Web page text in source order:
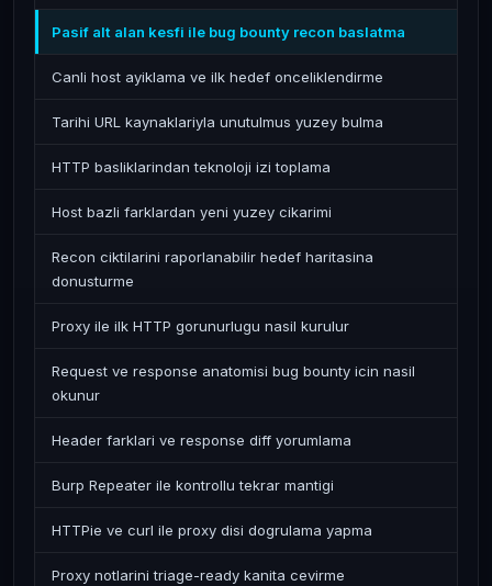
Pasif alt alan kesfi ile bug bounty recon baslatma
Canli host ayiklama ve ilk hedef onceliklendirme
Tarihi URL kaynaklariyla unutulmus yuzey bulma
HTTP basliklarindan teknoloji izi toplama
Host bazli farklardan yeni yuzey cikarimi
Recon ciktilarini raporlanabilir hedef haritasina
donusturme
Proxy ile ilk HTTP gorunurlugu nasil kurulur
Request ve response anatomisi bug bounty icin nasil
okunur
Header farklari ve response diff yorumlama
Burp Repeater ile kontrollu tekrar mantigi
HTTPie ve curl ile proxy disi dogrulama yapma
Proxy notlarini triage-ready kanita cevirme